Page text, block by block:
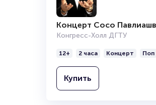
Концерт Сосо
Конгресс-Холл ДГТУ
12+ 2 часа Концерт Поп
Купить